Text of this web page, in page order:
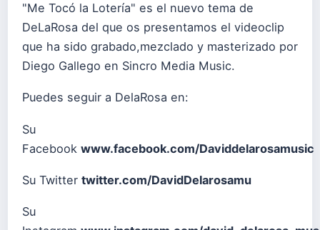
"Me Tocó la Lotería" es el nuevo tema de
DeLaRosa del que os presentamos el videoclip
que ha sido grabado,mezclado y masterizado por
Diego Gallego en Sincro Media Music.
Puedes seguir a DelaRosa en:
Su
Facebook www.facebook.com/Daviddelarosamusic
Su Twitter twitter.com/DavidDelarosamu
Su